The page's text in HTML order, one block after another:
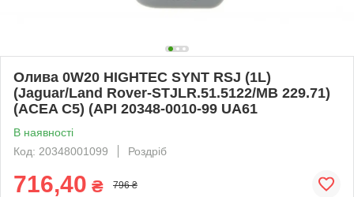
Олива 0W20 HIGHTEC SYNT RSJ (1L)
(Jaguar/Land Rover-STJLR.51.5122/MB 229.71)
(ACEA C5) (API 20348-0010-99 UA61
В наявності
Код: 20348001099
Роздріб
716,40 ₴ 796 ₴